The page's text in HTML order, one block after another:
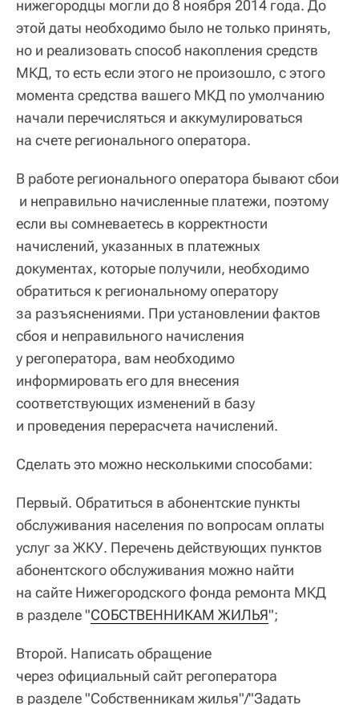
нижегородцы могли до 8 ноября 2014 года. До
этой даты необходимо было не только принять,
но и реализовать способ накопления средств
МКД, то есть если этого не произошло, с этого
момента средства вашего МКД по умолчанию
начали перечисляться и аккумулироваться
на счете регионального оператора.
В работе регионального оператора бывают сбои
и неправильно начисленные платежи, поэтому
если вы сомневаетесь в корректности
начислений, указанных в платежных
документах, которые получили, необходимо
обратиться к региональному оператору
за разъяснениями. При установлении фактов
сбоя и неправильного начисления
у регоператора, вам необходимо
информировать его для внесения
соответствующих изменений в базу
и проведения перерасчета начислений.
Сделать это можно несколькими способами:
Первый. Обратиться в абонентские пункты
обслуживания населения по вопросам оплаты
услуг за ЖКУ. Перечень действующих пунктов
абонентского обслуживания можно найти
на сайте Нижегородского фонда ремонта МКД
в разделе "СОБСТВЕННИКАМ ЖИЛЬЯ";
Второй. Написать обращение
через официальный сайт регоператора
в разделе "Собственникам жилья"/"Задать